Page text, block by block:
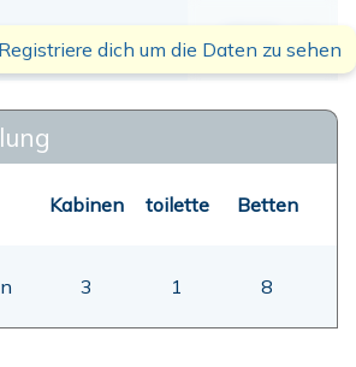
00,00 mt
Registriere dich um die Daten zu sehen
Kabinen toilette Betten
3 1 8